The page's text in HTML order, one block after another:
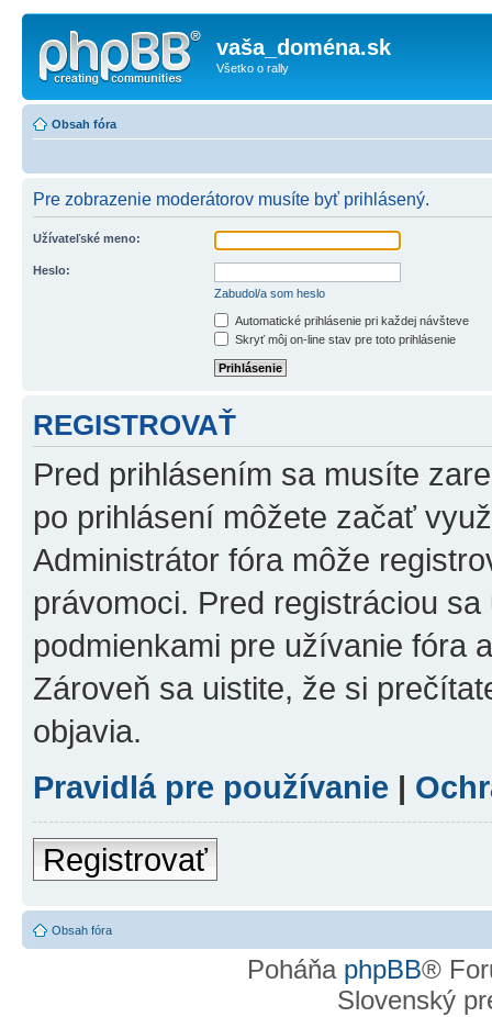
vaša_doména.sk
Všetko o rally
Obsah fóra
Pre zobrazenie moderátorov musíte byť prihlásený.
Užívateľské meno:
Heslo:
Zabudol/a som heslo
Automatické prihlásenie pri každej návšteve
Skryť môj on-line stav pre toto prihlásenie
REGISTROVAŤ
Pred prihlásením sa musíte
po prihlásení môžete začať
Administrátor fóra môže
právomoci. Pred registráciou
podmienkami pre užívanie fóra
Zároveň sa uistite, že si
objavia.
Pravidlá pre používanie |
Registrovať
Obsah fóra
Poháňa phpBB®
Slovenský